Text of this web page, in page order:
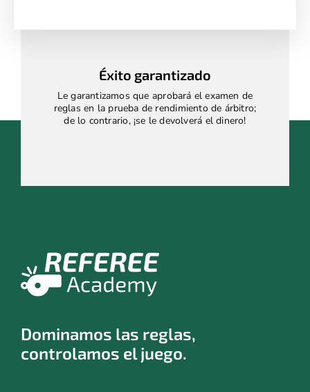
Éxito garantizado
Le garantizamos que aprobará el examen de
reglas en la prueba de rendimiento de árbitro;
de lo contrario, ¡se le devolverá el dinero!
Dominamos las reglas,
controlamos el juego.